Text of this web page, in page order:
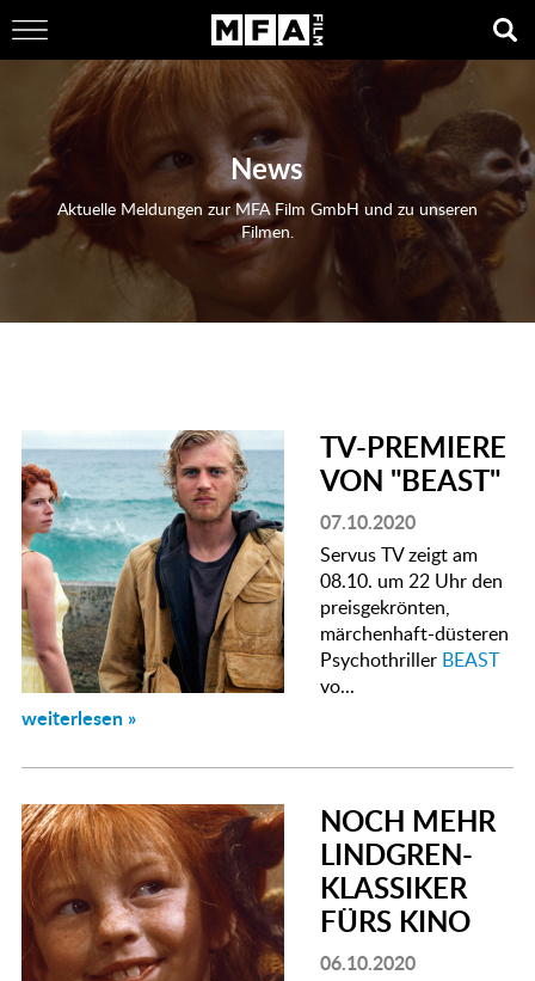
News
Aktuelle Meldungen zur MFA Film GmbH und zu unseren
Filmen.
TV-PREMIERE
VON "BEAST"
07.10.2020
Servus TV zeigt am
08.10. um 22 Uhr den
preisgekrönten,
märchenhaft-düsteren
Psychothriller BEAST
vo...
weiterlesen »
NOCH MEHR
LINDGREN-
KLASSIKER
FÜRS KINO
06.10.2020